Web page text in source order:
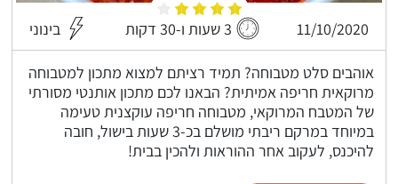
11/10/2020 3 שעות ו-30 דקות בינוני
אוהבים סלט מטבוחה? תמיד רציתם למצוא מתכון למטבוחה
מרוקאית חריפה אמיתית? הבאנו לכם מתכון אותנטי מסורתי
של המטבח המרוקאי, מטבוחה חריפה עוקצנית טעימה
במיוחד במרקם ריבתי מושלם בכ-3 שעות בישול, חובה
להיכנס, לעקוב אחר ההוראות ולהכין בבית!